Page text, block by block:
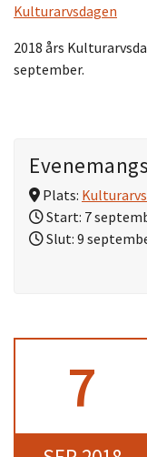
Kulturarvsdagen
2018 års
september.
Plats:
Start: 7
Slut: 9
7